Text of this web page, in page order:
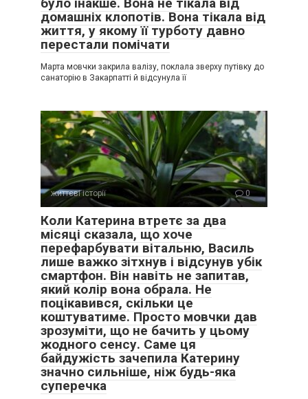
було інакше. Вона не тікала від
домашніх клопотів. Вона тікала від
життя, у якому її турботу давно
перестали помічати
Марта мовчки закрила валізу, поклала зверху путівку до
санаторію в Закарпатті й відсунула її
життєві історії 0
Коли Катерина втретє за два
місяці сказала, що хоче
перефарбувати вітальню, Василь
лише важко зітхнув і відсунув убік
смартфон. Він навіть не запитав,
який колір вона обрала. Не
поцікавився, скільки це
коштуватиме. Просто мовчки дав
зрозуміти, що не бачить у цьому
жодного сенсу. Саме ця
байдужість зачепила Катерину
значно сильніше, ніж будь-яка
суперечка